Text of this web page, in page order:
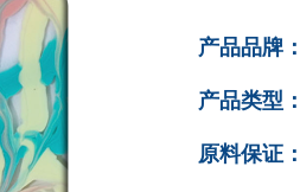
产品品牌：
产品类型：
原料保证：